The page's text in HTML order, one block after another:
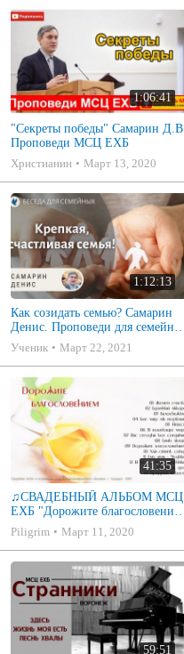
1:06:41
"Секреты победы" Самарин Д.В.
Проповеди МСЦ ЕХБ
Христианин
Март 13, 2020
1:12:13
Как созидать семью? Самарин
Денис. Проповеди для семейных
МСЦ ЕХБ
Ученик Март 22, 2021
41:35
♫СВАДЕБНЫЙ АЛЬБОМ МСЦ
ЕХБ "Дорожите благословением
- Христианские песни.
Музыкальный диск. Псалмы
Piligrim Март 11, 2020
59:51